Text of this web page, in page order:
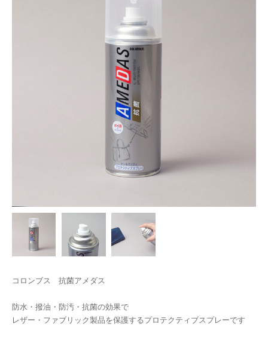
コロンブス 抗菌アメダス
防水・撥油・防汚・抗菌の効果で
レザー・ファブリック製品を保護するプロテクティブスプレーです